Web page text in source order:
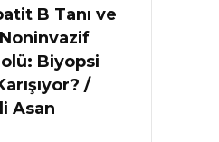
B Tanı ve
Biyopsi
/
Asan